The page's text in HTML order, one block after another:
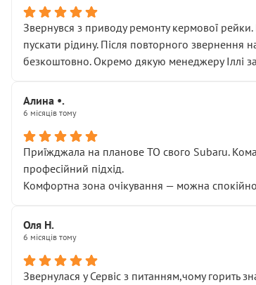
Звернувся з приводу ремонту кермової рейки.
пускати рідину. Після повторного звернення
безкоштовно. Окремо дякую менеджеру Іллі
Алина •.
6 місяців тому
Приїжджала на планове ТО свого Subaru.
професійний підхід.
Комфортна зона очікування — можна
Оля Н.
6 місяців тому
Звернулася у Сервіс з питанням,чому горить